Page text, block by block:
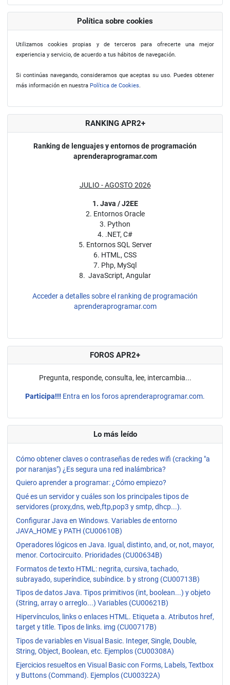
Política sobre cookies
Utilizamos cookies propias y de terceros para ofrecerte una mejor
experiencia y servicio, de acuerdo a tus hábitos de navegación.
Si continúas navegando, consideramos que aceptas su uso. Puedes obtener
más información en nuestra Política de Cookies.
RANKING APR2+
Ranking de lenguajes y entornos de programación
aprenderaprogramar.com
JULIO - AGOSTO 2026
1. Java / J2EE
2. Entornos Oracle
3. Python
4. .NET, C#
5. Entornos SQL Server
6. HTML, CSS
7. Php, MySql
8. JavaScript, Angular
Acceder a detalles sobre el ranking de programación
aprenderaprogramar.com
FOROS APR2+
Pregunta, responde, consulta, lee, intercambia...
Participa!!! Entra en los foros aprenderaprogramar.com.
Lo más leído
Cómo obtener claves o contraseñas de redes wifi (cracking "a
por naranjas") ¿Es segura una red inalámbrica?
Quiero aprender a programar: ¿Cómo empiezo?
Qué es un servidor y cuáles son los principales tipos de
servidores (proxy,dns, web,ftp,pop3 y smtp, dhcp...).
Configurar Java en Windows. Variables de entorno
JAVA_HOME y PATH (CU00610B)
Operadores lógicos en Java. Igual, distinto, and, or, not, mayor,
menor. Cortocircuito. Prioridades (CU00634B)
Formatos de texto HTML: negrita, cursiva, tachado,
subrayado, superíndice, subíndice. b y strong (CU00713B)
Tipos de datos Java. Tipos primitivos (int, boolean...) y objeto
(String, array o arreglo...) Variables (CU00621B)
Hipervínculos, links o enlaces HTML. Etiqueta a. Atributos href,
target y title. Tipos de links. img (CU00717B)
Tipos de variables en Visual Basic. Integer, Single, Double,
String, Object, Boolean, etc. Ejemplos (CU00308A)
Ejercicios resueltos en Visual Basic con Forms, Labels, Textbox
y Buttons (Command). Ejemplos (CU00322A)